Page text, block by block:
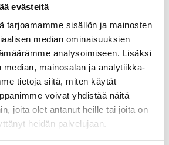
evästeitä
tarjoamamme sisällön ja mainosten
median ominaisuuksien
analysoimiseen. Lisäksi
median, mainosalan ja analytiikka-
tietoja siitä, miten käytät
voivat yhdistää näitä
joita olet antanut heille tai joita on
heidän palvelujaan.
Etsi
aja
Näkymät
navigointi
Etsi
ShowLista
Tänään
Seuraavat